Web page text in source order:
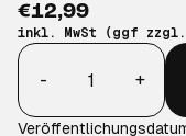
€12,99
inkl. MwSt (ggf zzgl.
Anzahl
-
+